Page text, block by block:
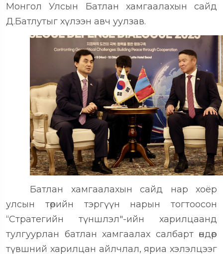
Монгол Улсын Батлан хамгаалахын сайд
Д.Батлутыг хүлээн авч уулзав.
Батлан хамгаалахын сайд нар хоёр
улсын төрийн тэргүүн нарын тогтоосон
“Стратегийн түншлэл"-ийн харилцаанд
тулгуурлан батлан хамгаалах салбарт өндөр
түвшний харилцан айлчлал, яриа хэлэлцээг